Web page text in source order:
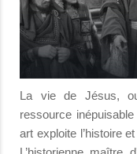
La vie de Jésus,
ressource
art exploite l’histoire